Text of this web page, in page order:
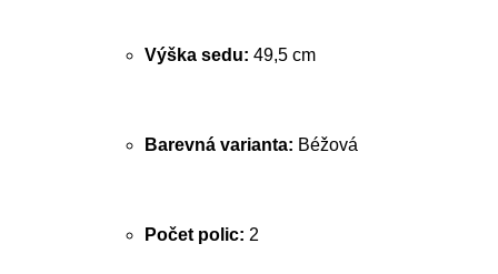
Výška sedu: 49,5 cm
Barevná varianta: Béžová
Počet polic: 2